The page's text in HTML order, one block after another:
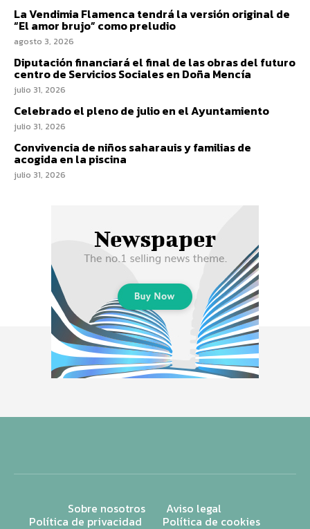
La Vendimia Flamenca tendrá la versión original de
“El amor brujo” como preludio
agosto 3, 2026
Diputación financiará el final de las obras del futuro
centro de Servicios Sociales en Doña Mencía
julio 31, 2026
Celebrado el pleno de julio en el Ayuntamiento
julio 31, 2026
Convivencia de niños saharauis y familias de
acogida en la piscina
julio 31, 2026
Sobre nosotros Aviso legal
Política de privacidad Política de cookies